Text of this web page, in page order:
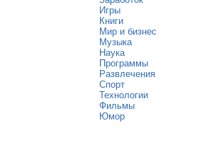
Игры
Книги
Мир и бизнес
Музыка
Наука
Программы
Развлечения
Спорт
Технологии
Фильмы
Юмор